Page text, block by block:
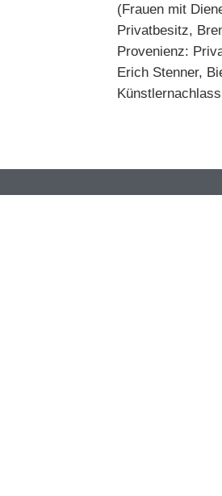
(Frauen mit
Privatbesitz,
Provenienz:
Erich Stenner,
Künstlernachlass